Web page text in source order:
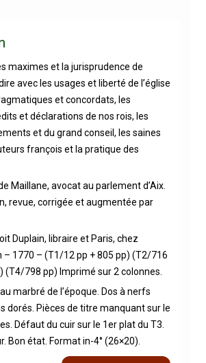
maximes et la jurisprudence de
avec les usages et liberté de l’église
et concordats, les
et déclarations de nos rois, les
et du grand conseil, les saines
françois et la pratique des
Maillane, avocat au parlement d’Aix.
revue, corrigée et augmentée par
Duplain, libraire et Paris, chez
– 1770 – (T1/12 pp + 805 pp) (T2/716
(T4/798 pp) Imprimé sur 2 colonnes.
marbré de l’époque. Dos à nerfs
dorés. Pièces de titre manquant sur le
Défaut du cuir sur le 1er plat du T3.
Bon état. Format in-4° (26×20).